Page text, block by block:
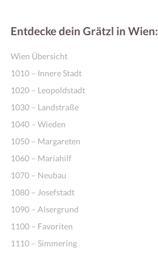
Entdecke dein Grätzl in Wien:
Wien Übersicht
1010 – Innere Stadt
1020 – Leopoldstadt
1030 – Landstraße
1040 – Wieden
1050 – Margareten
1060 – Mariahilf
1070 – Neubau
1080 – Josefstadt
1090 – Alsergrund
1100 – Favoriten
1110 – Simmering